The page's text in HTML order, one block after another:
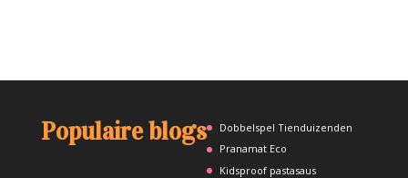
Populaire blogs
Dobbelspel Tienduizenden
Pranamat Eco
Kidsproof pastasaus